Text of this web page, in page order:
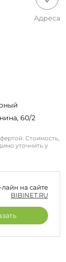
Адреса
60/2
Стоимость,
уточнить у
лайн на сайте
BIBINET.RU